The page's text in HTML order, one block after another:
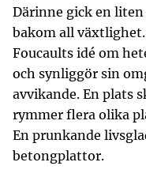
Därinne gick en
bakom all
Foucaults idé om
och synliggör sin
avvikande. En plats
rymmer flera olika
En prunkande
betongplattor.